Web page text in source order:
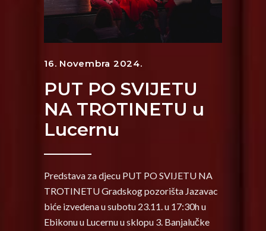
16. Novembra 2024.
PUT PO SVIJETU
NA TROTINETU u
Lucernu
Predstava za djecu PUT PO SVIJETU NA
TROTINETU Gradskog pozorišta Jazavac
biće izvedena u subotu 23.11. u 17:30h u
Ebikonu u Lucernu u sklopu 3. Banjalučke